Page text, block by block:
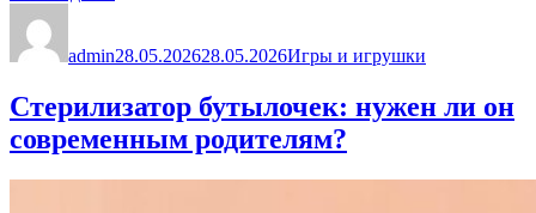
от
года:
Первый
шаг
самостоятельности
admin28.05.202628.05.2026Игры и игрушки
Стерилизатор бутылочек: нужен ли он
современным родителям?